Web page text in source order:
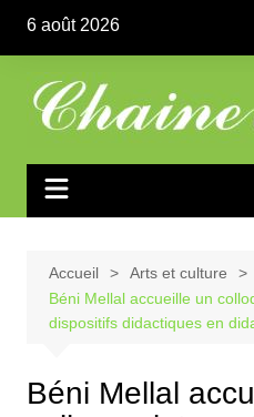
contenu
6 août 2026
Accueil
Arts et culture
Béni Mellal accueille un
dispositifs didactiques en
Béni Mellal